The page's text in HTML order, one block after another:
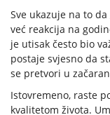
Sve ukazuje na to
već reakcija na
je utisak često bio
postaje svjesno da
se pretvori u
Istovremeno, raste
kvalitetom života.